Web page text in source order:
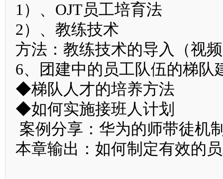
1）、OJT员工培育法
2）、教练技术
方法：教练技术的导入（视
6、团建中的员工队伍的梯队
◆梯队人才的培养方法
◆如何实施接班人计划
案例分享：华为的师带徒机
本章输出：如何制定有效的